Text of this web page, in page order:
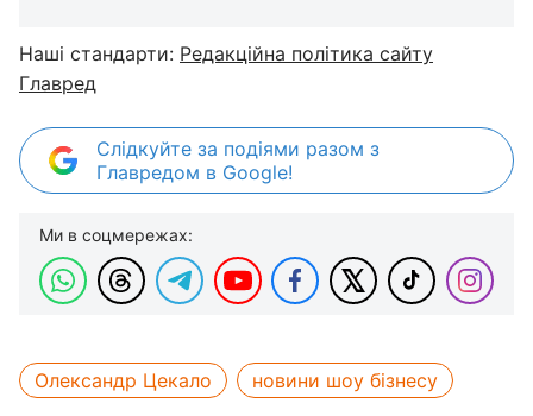
Наші стандарти: Редакційна політика сайту
Главред
Слідкуйте за подіями разом з
Главредом в Google!
Ми в соцмережах:
Олександр Цекало новини шоу бізнесу